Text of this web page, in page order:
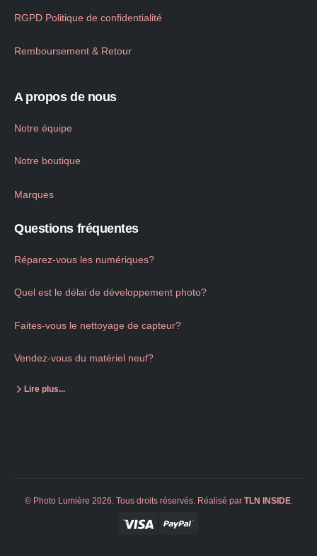
RGPD Politique de confidentialité
Remboursement & Retour
A propos de nous
Notre équipe
Notre boutique
Marques
Questions fréquentes
Réparez-vous les numériques?
Quel est le délai de développement photo?
Faites-vous le nettoyage de capteur?
Vendez-vous du matériel neuf?
Lire plus...
© Photo Lumière 2026. Tous droits réservés. Réalisé par TLN INSIDE.